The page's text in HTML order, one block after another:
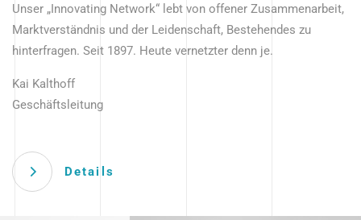
Unser „Innovating Network“ lebt von offener Zusammenarbeit,
Marktverständnis und der Leidenschaft, Bestehendes zu
hinterfragen. Seit 1897. Heute vernetzter denn je.
Kai Kalthoff
Geschäftsleitung
Details